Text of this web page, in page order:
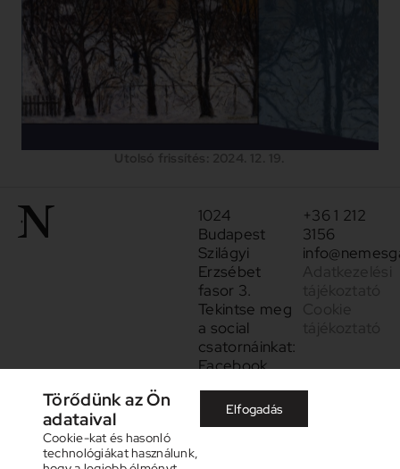
1024
Budapest
Szilágyi
Erzsébet
fasor 3.
Tekintse meg
a social
csatornáinkat:
Facebook
+36 1 212
3156
Törődünk az Ön
adataival
Cookie-kat és hasonló
technológiákat használunk,
Elfogadás